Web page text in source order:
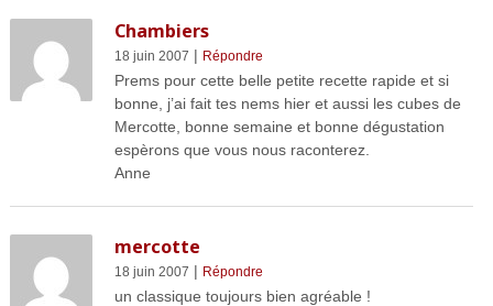
Chambiers
18 juin 2007 | Répondre
Prems pour cette belle petite recette rapide et si
bonne, j’ai fait tes nems hier et aussi les cubes de
Mercotte, bonne semaine et bonne dégustation
espèrons que vous nous raconterez.
Anne
mercotte
18 juin 2007 | Répondre
un classique toujours bien agréable !